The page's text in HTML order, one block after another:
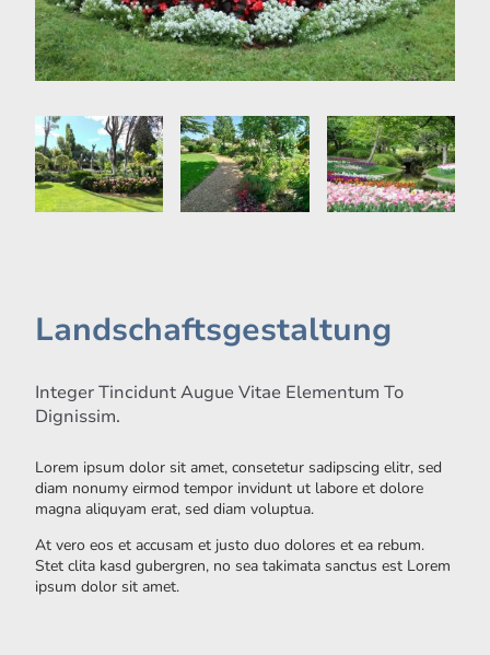
Landschaftsgestaltung
Integer Tincidunt Augue Vitae Elementum To
Dignissim.
Lorem ipsum dolor sit amet, consetetur sadipscing elitr, sed
diam nonumy eirmod tempor invidunt ut labore et dolore
magna aliquyam erat, sed diam voluptua.
At vero eos et accusam et justo duo dolores et ea rebum.
Stet clita kasd gubergren, no sea takimata sanctus est Lorem
ipsum dolor sit amet.